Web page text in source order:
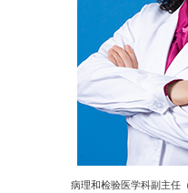
病理和检验医学科副主任